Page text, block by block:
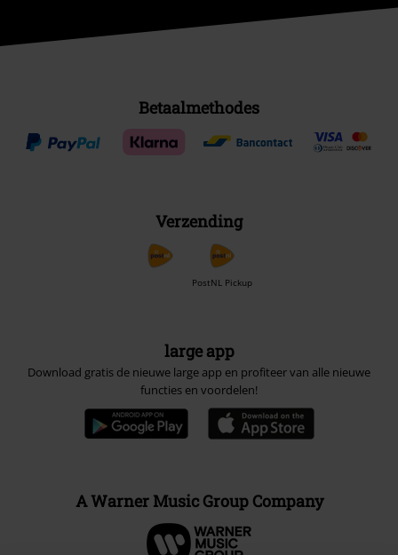
Betaalmethodes
Verzending
PostNL Pickup
large app
Download gratis de nieuwe large app en profiteer van alle nieuwe
functies en voordelen!
A Warner Music Group Company